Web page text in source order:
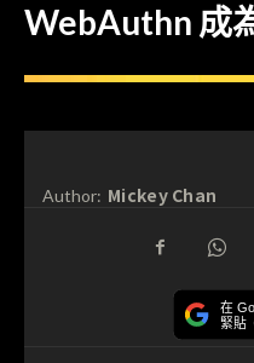
WebAuthn 成
Author: Mickey Chan
在
緊貼